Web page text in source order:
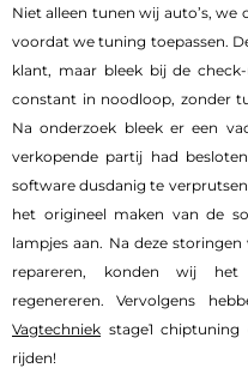
Niet alleen tunen wij auto’s,
voordat we tuning toepassen.
klant, maar bleek bij de
constant in noodloop, zonder
Na onderzoek bleek er een
verkopende partij had
software dusdanig te
het origineel maken van de
lampjes aan. Na deze
repareren, konden wij het
regenereren. Vervolgens
Vagtechniek stage1
rijden!